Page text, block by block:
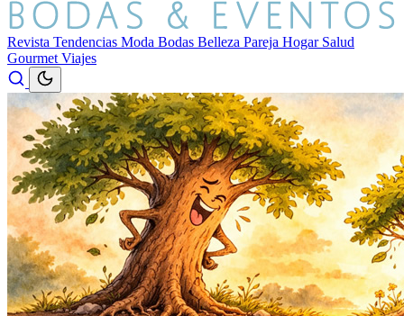
Revista Tendencias Moda Bodas Belleza Pareja Hogar Salud
Gourmet Viajes